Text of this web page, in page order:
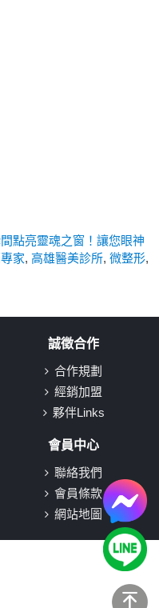
點亮靈魂之窗！讓您眼神
家, 高雄醫美診所, 微整形,
誠徵合作
合作規劃
經銷加盟
夥伴Links
會員中心
聯絡我們
會員條款
網站地圖